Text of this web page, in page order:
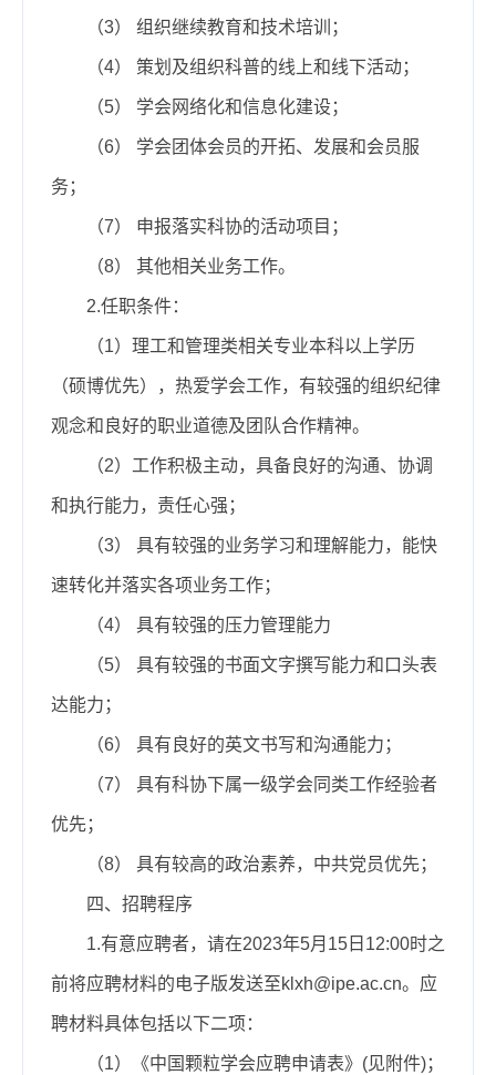
（3） 组织继续教育和技术培训；
（4） 策划及组织科普的线上和线下活动；
（5） 学会网络化和信息化建设；
（6） 学会团体会员的开拓、发展和会员服
务；
（7） 申报落实科协的活动项目；
（8） 其他相关业务工作。
2.任职条件：
（1）理工和管理类相关专业本科以上学历
（硕博优先），热爱学会工作，有较强的组织纪律
观念和良好的职业道德及团队合作精神。
（2）工作积极主动，具备良好的沟通、协调
和执行能力，责任心强；
（3） 具有较强的业务学习和理解能力，能快
速转化并落实各项业务工作；
（4） 具有较强的压力管理能力
（5） 具有较强的书面文字撰写能力和口头表
达能力；
（6） 具有良好的英文书写和沟通能力；
（7） 具有科协下属一级学会同类工作经验者
优先；
（8） 具有较高的政治素养，中共党员优先；
四、招聘程序
1.有意应聘者，请在2023年5月 15日 12:00时之
前将应聘材料的电子版发送至k lxh@ipe.ac.cn。应
聘材料具体包括以下二项：
（1）《中国颗粒学会应聘申请表》(见附件)；